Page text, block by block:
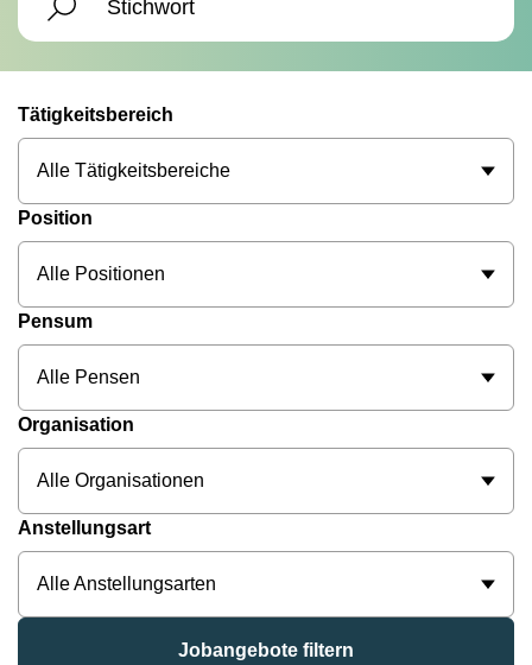
Tätigkeitsbereich
Alle Tätigkeitsbereiche
Position
Alle Positionen
Pensum
Alle Pensen
Organisation
Alle Organisationen
Anstellungsart
Alle Anstellungsarten
Jobangebote filtern